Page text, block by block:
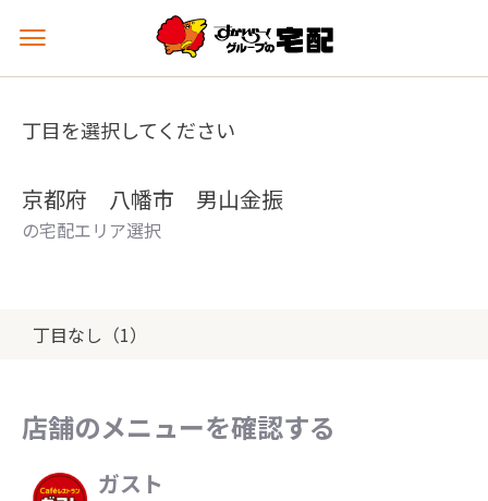
メ
ュ
を
丁目を選択してください
京都府 八幡市 男山金振
の宅配エリア選択
丁目なし（1）
店舗のメニューを確認する
ガスト